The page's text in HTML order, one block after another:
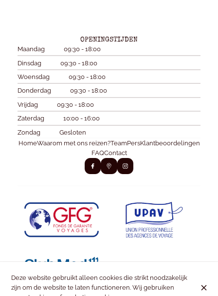
OPENINGSTIJDEN
Maandag
09:30 - 18:00
Dinsdag
09:30 - 18:00
Woensdag
09:30 - 18:00
Donderdag
09:30 - 18:00
Vrijdag
09:30 - 18:00
Zaterdag
10:00 - 16:00
Zondag
Gesloten
HomeWaarom met ons reizen?TeamPersKlantbeoordelingen
FAQContact
Deze website gebruikt alleen cookies die strikt noodzakelijk
zijn om de website te laten functioneren. Wij gebruiken